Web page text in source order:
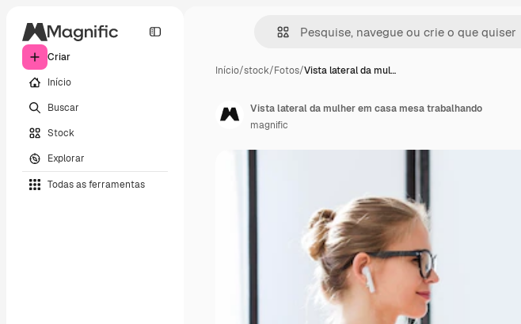
Criar
Início
Buscar
Stock
Explorar
Todas as ferramentas
Início/stock/Fotos/Vista lateral da mul…
Vista lateral da mulher em casa mesa trabalhando
magnific